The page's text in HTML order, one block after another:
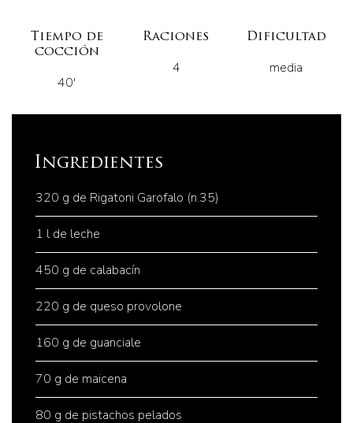
Tiempo de
cocción
40'
Raciones
4
Dificultad
media
Ingredientes
320 g de Rigatoni Garofalo (n.35)
1 l de leche
450 g de calabacín
220 g de queso provolone
160 g de guanciale
70 g de maicena
80 g de pistachos pelados